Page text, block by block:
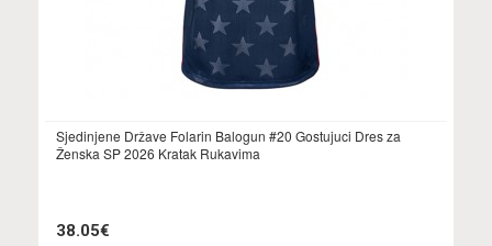
Sjedinjene Države Folarin Balogun #20 Gostujuci Dres za
Ženska SP 2026 Kratak Rukavima
38.05€